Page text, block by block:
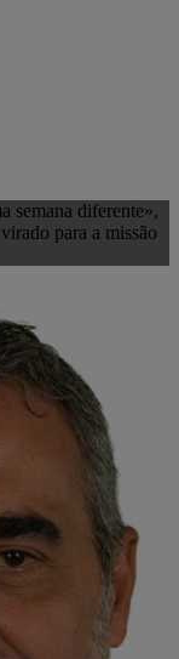
semana diferente»,
para a missão